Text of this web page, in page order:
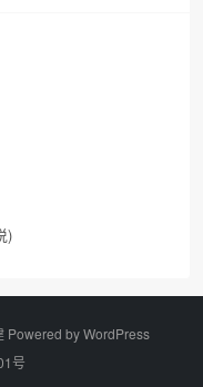
)
Powered byWordPress
号